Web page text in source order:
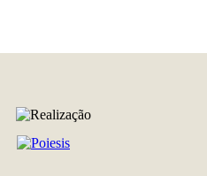
REALIZAÇÃO